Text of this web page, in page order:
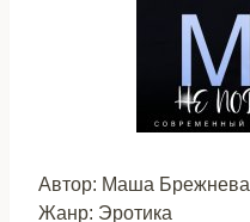
Автор: Маша Брежнева
Жанр: Эротика